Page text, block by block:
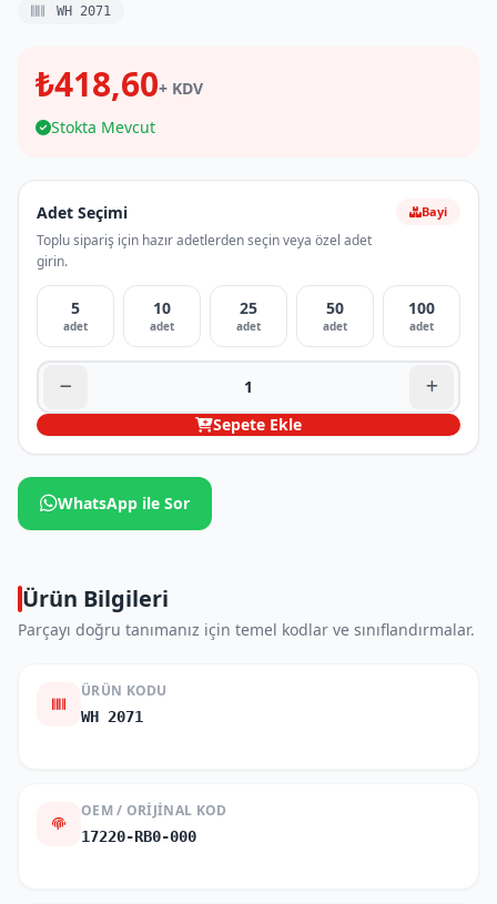
WH 2071
₺418,60+ KDV
Stokta Mevcut
Adet Seçimi
Toplu sipariş için hazır adetlerden seçin veya özel adet
girin.
Bayi
5
adet
10
adet
25
adet
50
adet
100
adet
Sepete Ekle
WhatsApp ile Sor
Ürün Bilgileri
Parçayı doğru tanımanız için temel kodlar ve sınıflandırmalar.
ÜRÜN KODU
WH 2071
OEM / ORIJINAL KOD
17220-RB0-000